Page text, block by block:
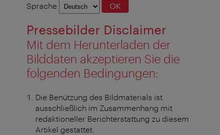
Sprachauswahl
Sprache OK
Pressebilder Disclaimer
Mit dem Herunterladen der
Bilddaten akzeptieren Sie die
folgenden Bedingungen:
Die Benützung des Bildmaterials ist
ausschließlich im Zusammenhang mit
redaktioneller Berichterstattung zu diesem
Artikel gestattet.